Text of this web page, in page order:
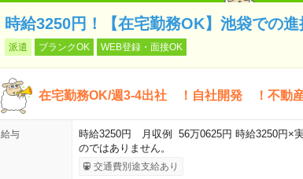
時給3250円！【在宅勤務OK】池袋での
派遣 ブランクOK WEB登録・面接OK
在宅勤務OK/週3-4出社 ！自社開発 ！不動
給与
時給3250円 月収例 56万0625円 時給3250円×
のではありません。
交通費別途支給あり